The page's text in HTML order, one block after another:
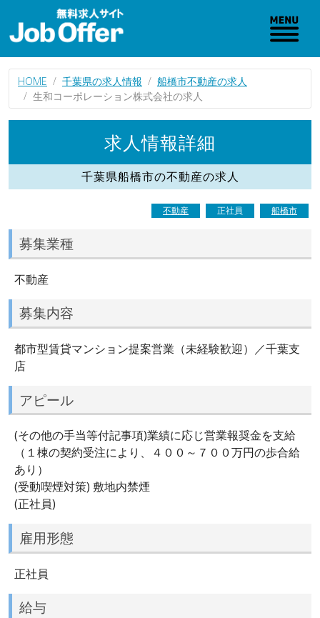
HOME 千葉県の求人情報
船橋市不動産の求人
生和コーポレーション株式会社の求人
求人情報詳細
千葉県船橋市の不動産の求人
不動産 正社員 船橋市
募集業種
不動産
募集内容
都市型賃貸マンション提案営業（未経験歓迎）／千葉支
店
アピール
(その他の手当等付記事項)業績に応じ営業報奨金を支給
（１棟の契約受注により、４００～７００万円の歩合給
あり）
(受動喫煙対策) 敷地内禁煙
(正社員)
雇用形態
正社員
給与